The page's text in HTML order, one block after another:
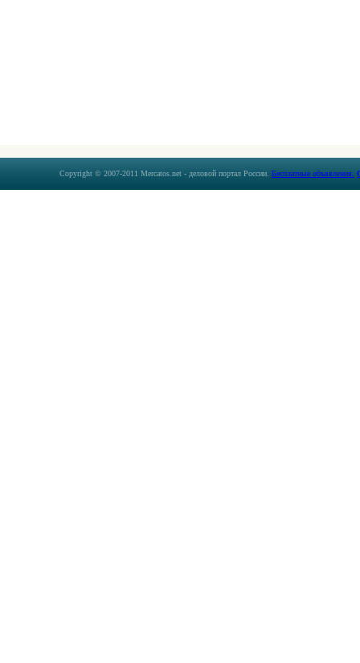
Copyright © 2007-2011 Mercatos.net - деловой портал России. Бесплатные объявления.